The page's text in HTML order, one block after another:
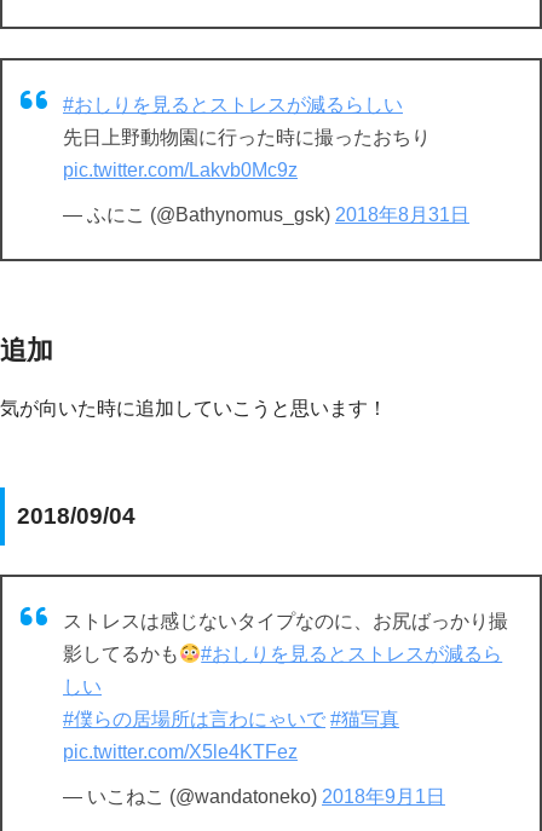
#おしりを見るとストレスが減るらしい
先日上野動物園に行った時に撮ったおちり
pic.twitter.com/Lakvb0Mc9z
— ふにこ (@Bathynomus_gsk) 2018年8月31日
追加
気が向いた時に追加していこうと思います！
2018/09/04
ストレスは感じないタイプなのに、お尻ばっかり撮
影してるかも
#おしりを見るとストレスが減るら
しい
#僕らの居場所は言わにゃいで #猫写真
pic.twitter.com/X5le4KTFez
— いこねこ (@wandatoneko) 2018年9月1日